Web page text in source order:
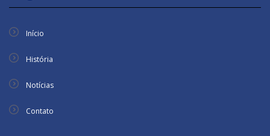
Início
História
Notícias
Contato